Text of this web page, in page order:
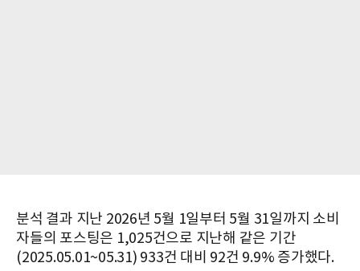
분석 결과 지난 2026년 5월 1일부터 5월 31일까지 소비
자들의 포스팅은 1,025건으로 지난해 같은 기간
(2025.05.01~05.31) 933건 대비 92건 9.9% 증가했다.